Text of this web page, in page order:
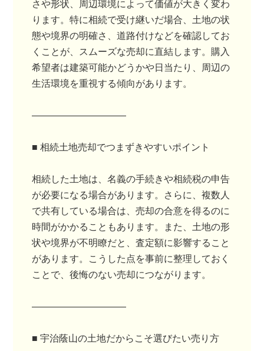
さや形状、周辺環境によって価値が大きく変わ
ります。特に相続で受け継いだ場合、土地の状
態や境界の明確さ、道路付けなどを確認してお
くことが、スムーズな売却に直結します。購入
希望者は建築可能かどうかや日当たり、周辺の
生活環境を重視する傾向があります。
――――――――――
■ 相続土地売却でつまずきやすいポイント
相続した土地は、名義の手続きや相続税の申告
が必要になる場合があります。さらに、複数人
で共有している場合は、売却の合意を得るのに
時間がかかることもあります。また、土地の形
状や境界が不明瞭だと、査定額に影響すること
があります。こうした点を事前に整理しておく
ことで、後悔のない売却につながります。
――――――――――
■ 宇治蔭山の土地だからこそ選びたい売り方